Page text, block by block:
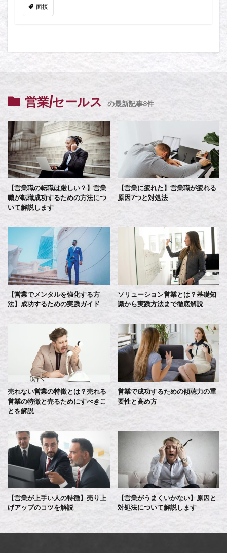
面接
営業/セールス の最新記事8件
【営業職の転職は厳しい？】営業
職が転職成功するための方法につ
いて解説します
【営業に疲れた】営業職が疲れる
原因7つと対処法
【営業でメンタルを強化する方
法】成功するための実践ガイド
ソリューション営業とは？基礎知
識から実践方法まで徹底解説
売れない営業の特徴とは？売れる
営業の特徴と売るためにすべきこ
とを解説
営業で成功するための傾聴力の重
要性と高め方
【営業が上手い人の特徴】売り上
げアップのコツを解説
【営業がうまくいかない】原因と
対処法について解説します